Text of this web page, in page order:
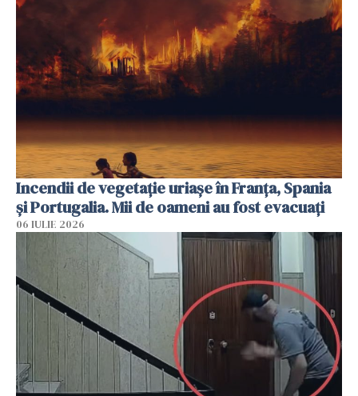
Incendii de vegetație uriașe în Franța, Spania
și Portugalia. Mii de oameni au fost evacuați
06 IULIE 2026